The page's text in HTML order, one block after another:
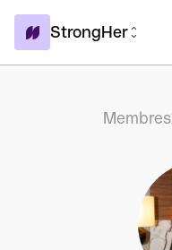
StrongHer
Membres